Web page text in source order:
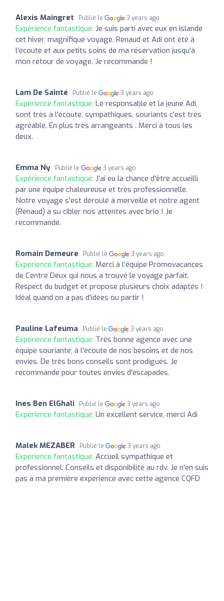
Alexis Maingret Publié le 3 years ago
Expérience fantastique: Je suis parti avec eux en Islande
cet hiver, magnifique voyage. Renaud et Adi ont été à
l'écoute et aux petits soins de ma réservation jusqu'à
mon retour de voyage. Je recommande !
Lam De Sainté Publié le 3 years ago
Expérience fantastique: Le responsable et la jeune Adi,
sont très à l'écoute, sympathiques, souriants c'est très
agréable. En plus très arrangeants . Merci à tous les
deux.
Emma Ny Publié le 3 years ago
Expérience fantastique: J’ai eu la chance d’être accueilli
par une équipe chaleureuse et très professionnelle.
Notre voyage s’est déroulé à merveille et notre agent
(Renaud) a su cibler nos attentes avec brio ! Je
recommande.
Romain Demeure Publié le 3 years ago
Expérience fantastique: Merci à l’équipe Promovacances
de Centre Deux qui nous a trouvé le voyage parfait.
Respect du budget et propose plusieurs choix adaptés !
Idéal quand on a pas d’idées ou partir !
Pauline Lafeuma Publié le 3 years ago
Expérience fantastique: Très bonne agence avec une
équipe souriante, à l'écoute de nos besoins et de nos
envies. De très bons conseils sont prodigués. Je
recommande pour toutes envies d'escapades.
Ines Ben ElGhali Publié le 3 years ago
Expérience fantastique: Un excellent service, merci Adi
Malek MEZABER Publié le 3 years ago
Expérience fantastique: Accueil sympathique et
professionnel. Conseils et disponibilité au rdv. Je n'en suis
pas à ma première expérience avec cette agence CQFD